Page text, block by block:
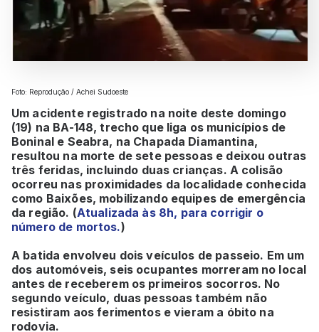
Foto: Reprodução / Achei Sudoeste
Um acidente registrado na noite deste domingo
(19) na BA-148, trecho que liga os municípios de
Boninal e Seabra, na Chapada Diamantina,
resultou na morte de sete pessoas e deixou outras
três feridas, incluindo duas crianças. A colisão
ocorreu nas proximidades da localidade conhecida
como Baixões, mobilizando equipes de emergência
da região. (Atualizada às 8h, para corrigir o
número de mortos.)
A batida envolveu dois veículos de passeio. Em um
dos automóveis, seis ocupantes morreram no local
antes de receberem os primeiros socorros. No
segundo veículo, duas pessoas também não
resistiram aos ferimentos e vieram a óbito na
rodovia.